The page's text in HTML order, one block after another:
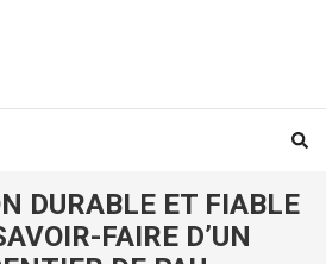
DURABLE ET FIABLE
FAIRE D’UN